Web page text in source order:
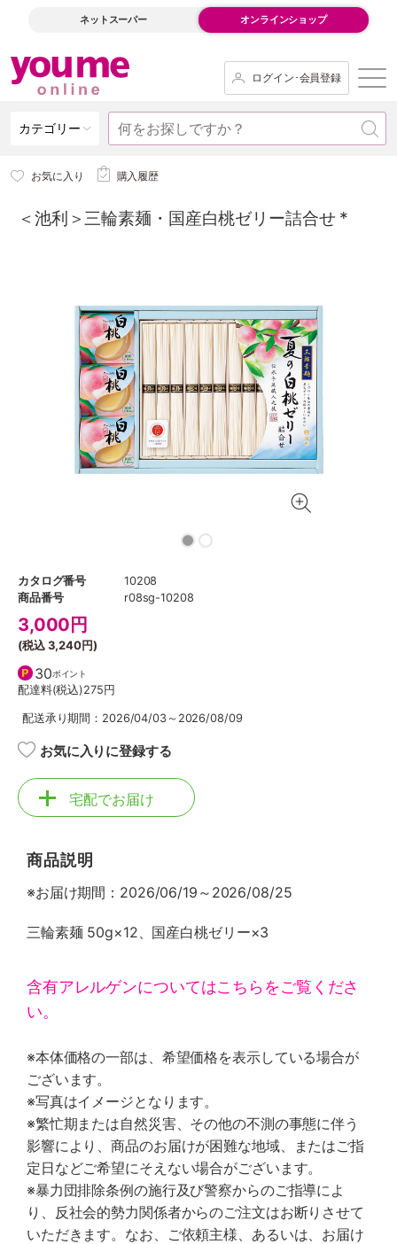
ネットスーパー オンラインショップ
ログイン･会員登録
カテゴリー
お気に入り 購入履歴
＜池利＞三輪素麺・国産白桃ゼリー詰合せ *
カタログ番号
10208
商品番号
r08sg-10208
3,000 円
(税込3,240円)
30ポイント
配達料(税込)275円
配送承り期間：2026/04/03～2026/08/09
お気に入りに登録する
宅配でお届け
商品説明
※お届け期間：2026/06/19～2026/08/25
三輪素麺 50g×12、国産白桃ゼリー×3
含有アレルゲンについてはこちらをご覧くださ
い。
※本体価格の一部は、希望価格を表示している場合が
ございます。
※写真はイメージとなります。
※繁忙期または自然災害、その他の不測の事態に伴う
影響により、商品のお届けが困難な地域、またはご指
定日などご希望にそえない場合がございます。
※暴力団排除条例の施行及び警察からのご指導によ
り、反社会的勢力関係者からのご注文はお断りさせて
いただきます。なお、ご依頼主様、あるいは、お届け